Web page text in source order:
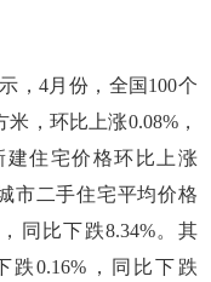
4月份，全国100个
，环比上涨0.08%，
建住宅价格环比上涨
市二手住宅平均价格
同比下跌8.34%。其
0.16%，同比下跌